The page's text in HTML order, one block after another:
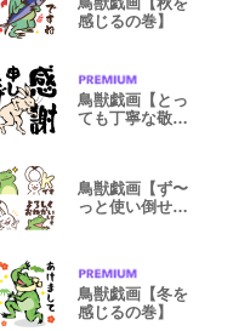
感じるの巻】
鳥獣戯画【とっ
ても丁寧な敬
鳥獣戯画【ず〜
っと使い倒せる
鳥獣戯画【冬を
感じるの巻】